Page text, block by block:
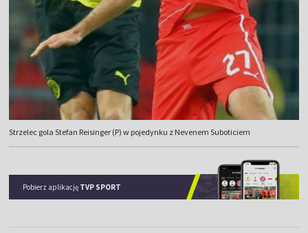
Strzelec gola Stefan Reisinger (P) w pojedynku z Nevenem Suboticiem
Pobierz aplikację TVP SPORT